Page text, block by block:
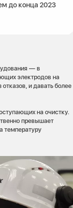
до конца 2023
— в
электродов на
и давать более
на очистку.
превышает
температуру